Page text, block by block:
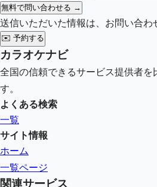
無料で問い合わせる →
送信いただいた情報は、お問い合わ
✉️ 予約する
カラオケナビ
全国の信頼できるサービス提供者
す。
よくある検索
一覧
サイト情報
ホーム
一覧ページ
関連サービス